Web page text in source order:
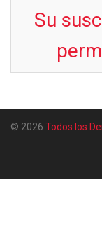
Su
© 2026 Todos los